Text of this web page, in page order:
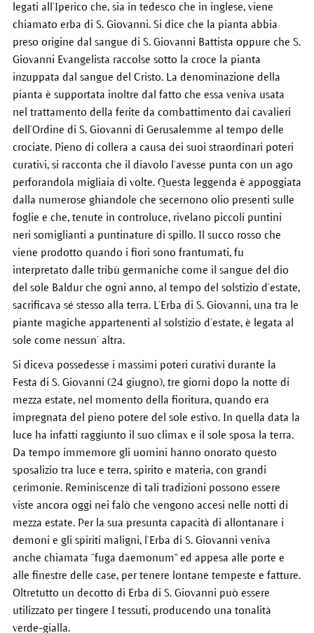
legati all’Iperico che, sia in tedesco che in inglese, viene
chiamato erba di S. Giovanni. Si dice che la pianta abbia
preso origine dal sangue di S. Giovanni Battista oppure che S.
Giovanni Evangelista raccolse sotto la croce la pianta
inzuppata dal sangue del Cristo. La denominazione della
pianta è supportata inoltre dal fatto che essa veniva usata
nel trattamento della ferite da combattimento dai cavalieri
dell’Ordine di S. Giovanni di Gerusalemme al tempo delle
crociate. Pieno di collera a causa dei suoi straordinari poteri
curativi, si racconta che il diavolo l’avesse punta con un ago
perforandola migliaia di volte. Questa leggenda è appoggiata
dalla numerose ghiandole che secernono olio presenti sulle
foglie e che, tenute in controluce, rivelano piccoli puntini
neri somiglianti a puntinature di spillo. Il succo rosso che
viene prodotto quando i fiori sono frantumati, fu
interpretato dalle tribù germaniche come il sangue del dio
del sole Baldur che ogni anno, al tempo del solstizio d’estate,
sacrificava sé stesso alla terra. L’Erba di S. Giovanni, una tra le
piante magiche appartenenti al solstizio d’estate, è legata al
sole come nessun’ altra.
Si diceva possedesse i massimi poteri curativi durante la
Festa di S. Giovanni (24 giugno), tre giorni dopo la notte di
mezza estate, nel momento della fioritura, quando era
impregnata del pieno potere del sole estivo. In quella data la
luce ha infatti raggiunto il suo climax e il sole sposa la terra.
Da tempo immemore gli uomini hanno onorato questo
sposalizio tra luce e terra, spirito e materia, con grandi
cerimonie. Reminiscenze di tali tradizioni possono essere
viste ancora oggi nei falò che vengono accesi nelle notti di
mezza estate. Per la sua presunta capacità di allontanare i
demoni e gli spiriti maligni, l’Erba di S. Giovanni veniva
anche chiamata “fuga daemonum" ed appesa alle porte e
alle finestre delle case, per tenere lontane tempeste e fatture.
Oltretutto un decotto di Erba di S. Giovanni può essere
utilizzato per tingere I tessuti, producendo una tonalità
verde-gialla.